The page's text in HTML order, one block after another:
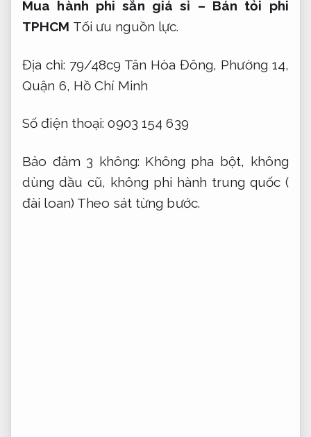
Mua hành phi sẵn giá sỉ – Bán tỏi phi
TPHCM Tối ưu nguồn lực.
Địa chỉ: 79/48c9 Tân Hòa Đông, Phường 14,
Quận 6, Hồ Chí Minh
Số điện thoại: 0903 154 639
Bảo đảm 3 không: Không pha bột, không
dùng dầu cũ, không phi hành trung quốc (
đài loan) Theo sát từng bước.